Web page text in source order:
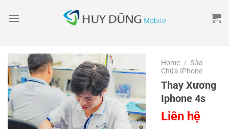
Home / Sửa
Chữa IPhone
Thay Xương
Iphone 4s
Liên hệ